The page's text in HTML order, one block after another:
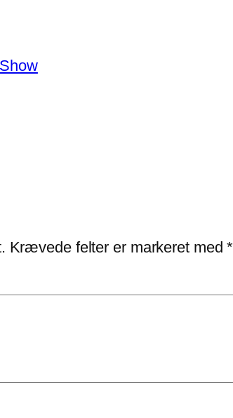
Krævede felter er markeret med*